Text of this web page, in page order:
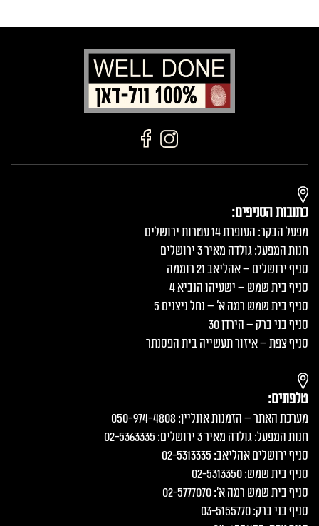
כתובות הסניפים:
מפעל הבקר: העופרת 14 עטרות ירושלים
חנות המפעל: גולדה מאיר 3 ירושלים
סניף ירושלים – אהליאב 21 רוממה
סניף בית שמש – ישעיהו הנביא 4
סניף בית שמש רמה א׳ – נחל ניצנים 5
סניף בני ברק – הירדן 30
סניף צפת – איזור תעשייה בית הפסנתר
טלפונים:
מערכת האתר – הזמנות אונליין: 050-974-4808
חנות המפעל: גולדה מאיר 3 ירושלים: 02-5363335
סניף ירושלים אהליאב: 02-5313335
סניף בית שמש: 02-5313350
סניף בית שמש רמה א׳: 02-5777070
סניף בני ברק: 03-5155770